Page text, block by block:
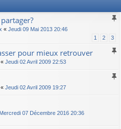
« Jeudi 09 Mai 2013 20:46
1 2 3
pour mieux retrouver
« Jeudi 02 Avril 2009 22:53
« Jeudi 02 Avril 2009 19:27
Mercredi 07 Décembre 2016 20:36